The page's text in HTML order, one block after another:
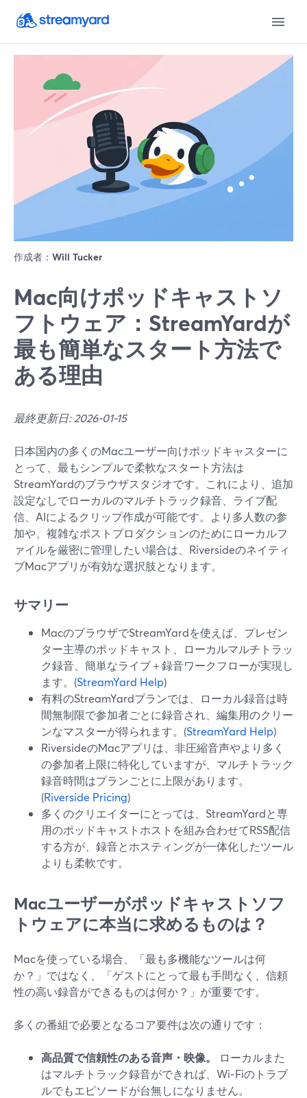
作成者： Will Tucker
Mac向けポッドキャストソ
フトウェア：StreamYardが
最も簡単なスタート方法で
ある理由
最終更新日: 2026-01-15
日本国内の多くのMacユーザー向けポッドキャスターに
とって、最もシンプルで柔軟なスタート方法は
StreamYardのブラウザスタジオです。これにより、追加
設定なしでローカルのマルチトラック録音、ライブ配
信、AIによるクリップ作成が可能です。より多人数の参
加や、複雑なポストプロダクションのためにローカルフ
ァイルを厳密に管理したい場合は、Riversideのネイティ
ブMacアプリが有効な選択肢となります。
サマリー
MacのブラウザでStreamYardを使えば、プレゼン
ター主導のポッドキャスト、ローカルマルチトラッ
ク録音、簡単なライブ＋録音ワークフローが実現し
ます。(StreamYard Help)
有料のStreamYardプランでは、ローカル録音は時
間無制限で参加者ごとに録音され、編集用のクリー
ンなマスターが得られます。(StreamYard Help)
RiversideのMacアプリは、非圧縮音声やより多く
の参加者上限に特化していますが、マルチトラック
録音時間はプランごとに上限があります。
(Riverside Pricing)
多くのクリエイターにとっては、StreamYardと専
用のポッドキャストホストを組み合わせてRSS配信
する方が、録音とホスティングが一体化したツール
よりも柔軟です。
Macユーザーがポッドキャストソフ
トウェアに本当に求めるものは？
Macを使っている場合、「最も多機能なツールは何
か？」ではなく、「ゲストにとって最も手間なく、信頼
性の高い録音ができるものは何か？」が重要です。
多くの番組で必要となるコア要件は次の通りです：
高品質で信頼性のある音声・映像。
ローカルまた
はマルチトラック録音ができれば、Wi‑Fiのトラブ
ルでもエピソードが台無しになりません。